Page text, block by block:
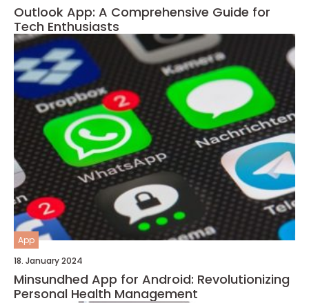
Outlook App: A Comprehensive Guide for
Tech Enthusiasts
App
18. January 2024
Minsundhed App for Android: Revolutionizing
Personal Health Management